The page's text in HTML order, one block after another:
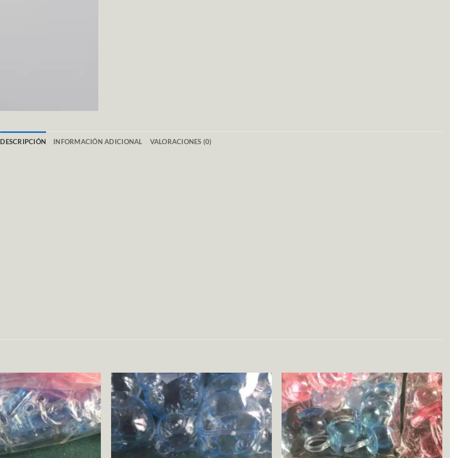
DESCRIPCIÓN INFORMACIÓN ADICIONAL VALORACIONES (0)